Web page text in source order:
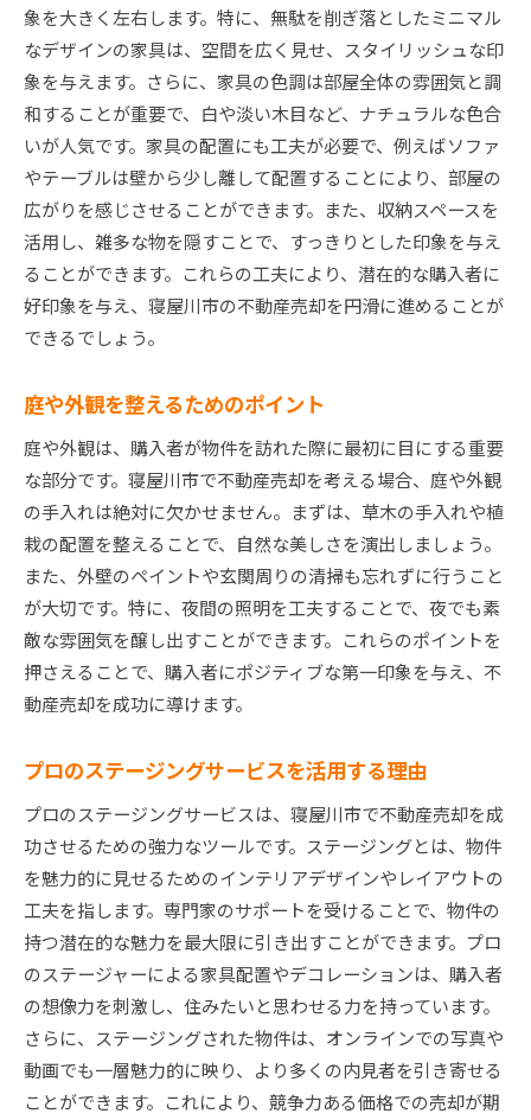
象を大きく左右します。特に、無駄を削ぎ落としたミニマル
なデザインの家具は、空間を広く見せ、スタイリッシュな印
象を与えます。さらに、家具の色調は部屋全体の雰囲気と調
和することが重要で、白や淡い木目など、ナチュラルな色合
いが人気です。家具の配置にも工夫が必要で、例えばソファ
やテーブルは壁から少し離して配置することにより、部屋の
広がりを感じさせることができます。また、収納スペースを
活用し、雑多な物を隠すことで、すっきりとした印象を与え
ることができます。これらの工夫により、潜在的な購入者に
好印象を与え、寝屋川市の不動産売却を円滑に進めることが
できるでしょう。
庭や外観を整えるためのポイント
庭や外観は、購入者が物件を訪れた際に最初に目にする重要
な部分です。寝屋川市で不動産売却を考える場合、庭や外観
の手入れは絶対に欠かせません。まずは、草木の手入れや植
栽の配置を整えることで、自然な美しさを演出しましょう。
また、外壁のペイントや玄関周りの清掃も忘れずに行うこと
が大切です。特に、夜間の照明を工夫することで、夜でも素
敵な雰囲気を醸し出すことができます。これらのポイントを
押さえることで、購入者にポジティブな第一印象を与え、不
動産売却を成功に導けます。
プロのステージングサービスを活用する理由
プロのステージングサービスは、寝屋川市で不動産売却を成
功させるための強力なツールです。ステージングとは、物件
を魅力的に見せるためのインテリアデザインやレイアウトの
工夫を指します。専門家のサポートを受けることで、物件の
持つ潜在的な魅力を最大限に引き出すことができます。プロ
のステージャーによる家具配置やデコレーションは、購入者
の想像力を刺激し、住みたいと思わせる力を持っています。
さらに、ステージングされた物件は、オンラインでの写真や
動画でも一層魅力的に映り、より多くの内見者を引き寄せる
ことができます。これにより、競争力ある価格での売却が期